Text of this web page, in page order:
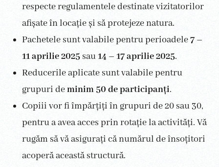
respecte regulamentele destinate vizitatorilor
afișate în locație și să protejeze natura.
Pachetele sunt valabile pentru perioadele7 –
11 aprilie 2025 sau14 – 17 aprilie 2025.
Reducerile aplicate sunt valabile pentru
grupuri deminim 50 de participanți.
Copiii vor fi împărțiți în grupuri de 20 sau 30,
pentru a avea acces prin rotație la activități. Vă
rugăm să vă asigurați că numărul de însoțitori
acoperă această structură.